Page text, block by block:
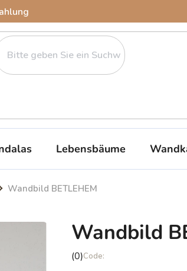
Lebensbäume
Wandbild BETLEHEM
Wandbild
Die
(0)